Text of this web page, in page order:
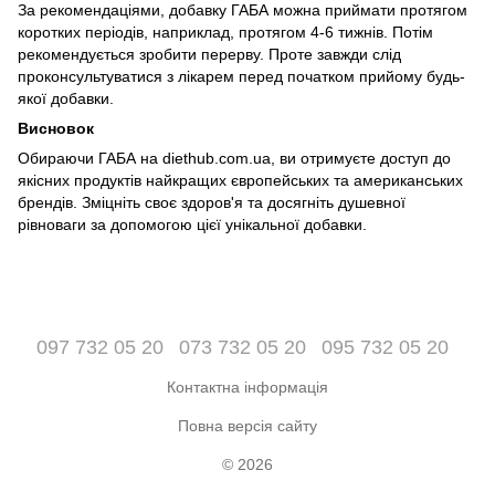
За рекомендаціями, добавку ГАБА можна приймати протягом
коротких періодів, наприклад, протягом 4-6 тижнів. Потім
рекомендується зробити перерву. Проте завжди слід
проконсультуватися з лікарем перед початком прийому будь-
якої добавки.
Висновок
Обираючи ГАБА на diethub.com.ua, ви отримуєте доступ до
якісних продуктів найкращих європейських та американських
брендів. Зміцніть своє здоров'я та досягніть душевної
рівноваги за допомогою цієї унікальної добавки.
097 732 05 20 073 732 05 20 095 732 05 20
Контактна інформація
Повна версія сайту
© 2026